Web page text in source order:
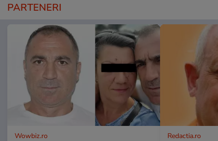
PARTENERI
Wowbiz.ro Redactia.ro